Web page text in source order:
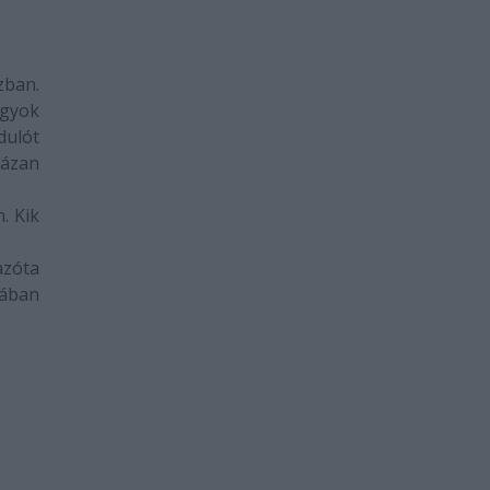
Kik
ban